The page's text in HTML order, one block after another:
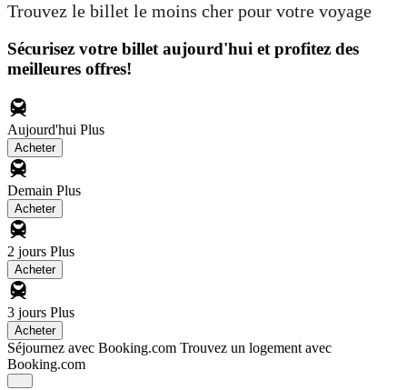
Trouvez le billet le moins cher pour votre voyage
Sécurisez votre billet aujourd'hui et profitez des
meilleures offres!
Aujourd'hui Plus
Acheter
Demain Plus
Acheter
2 jours Plus
Acheter
3 jours Plus
Acheter
Séjournez avec Booking.com Trouvez un logement avec
Booking.com